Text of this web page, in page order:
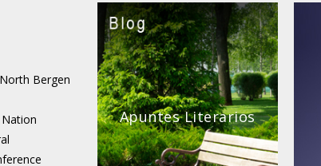
Bergen
Apuntes Literarios